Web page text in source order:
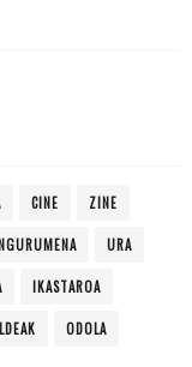
CINE ZINE
URA
IKASTAROA
ODOLA